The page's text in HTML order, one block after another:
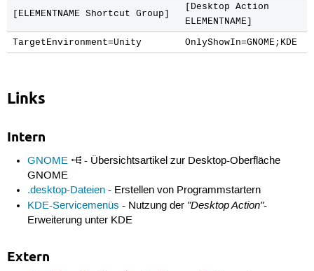
Name[de]=Forum :: Neue Beiträge
Exec=xdg-open https://forum.ubuntuusers.de/newposts/
OnlyShowIn=GNOME;KDE
Name[de]=Wiki
Name=Suche
Name[de]=Suche
OnlyShowIn=GNOME;KDE
[Desktop Action Nachrichten]
Exec=xdg-open https://ubuntuusers.de/privmsg/inbox/
[ELEMENTNAME Shortcut Group]
[Desktop Action
ELEMENTNAME]
TargetEnvironment=Unity OnlyShowIn=GNOME;KDE
Links
Intern
GNOME
- Übersichtsartikel zur Desktop-Oberfläche
GNOME
.desktop-Dateien - Erstellen von Programmstartern
KDE-Servicemenüs - Nutzung der "Desktop Action"-
Erweiterung unter KDE
Extern